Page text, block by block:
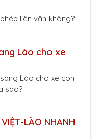
liên vận không?
Lào cho xe
Lào cho xe con
sao?
LÀO NHANH